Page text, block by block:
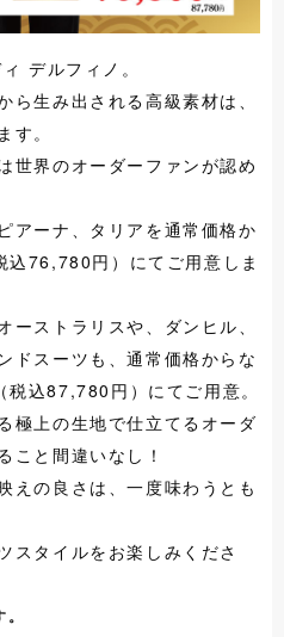
デルフィノ。
ら生み出される高級素材は、
す。
世界のオーダーファンが認め
アーナ、タリアを通常価格か
76,780円）にてご用意しま
ーストラリスや、ダンヒル、
ドスーツも、通常価格からな
込87,780円）にてご用意。
極上の生地で仕立てるオーダ
こと間違いなし！
えの良さは、一度味わうとも
スタイルをお楽しみくださ